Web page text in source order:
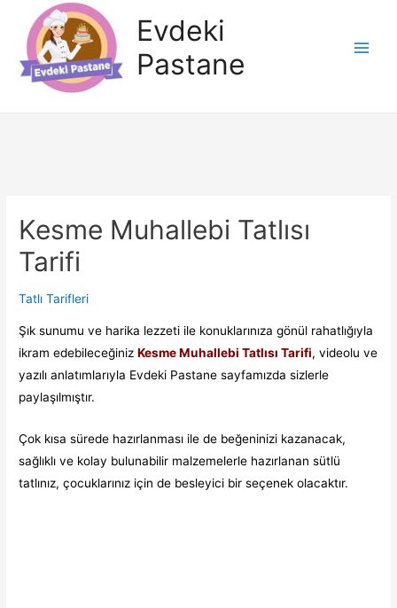
Evdeki
Pastane
Kesme Muhallebi Tatlısı
Tarifi
Tatlı Tarifleri
Şık sunumu ve harika lezzeti ile konuklarınıza gönül rahatlığıyla
ikram edebileceğinizKesme Muhallebi Tatlısı Tarifi, videolu ve
yazılı anlatımlarıyla Evdeki Pastane sayfamızda sizlerle
paylaşılmıştır.
Çok kısa sürede hazırlanması ile de beğeninizi kazanacak,
sağlıklı ve kolay bulunabilir malzemelerle hazırlanan sütlü
tatlınız, çocuklarınız için de besleyici bir seçenek olacaktır.